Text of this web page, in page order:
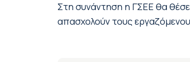
Στη συνάντηση η ΓΣΕΕ θα
απασχολούν τους